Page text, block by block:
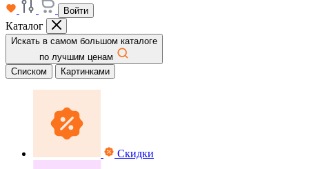
Войти
Каталог
Искать в самом большом каталоге
по лучшим ценам
Списком
Картинками
Скидки